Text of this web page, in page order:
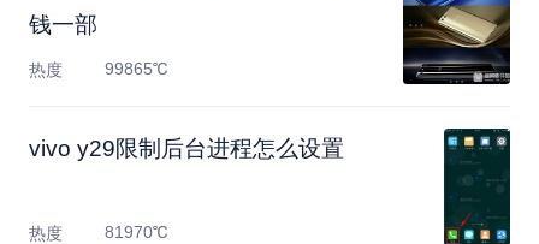
钱一部
热度 99865℃
vivo y29限制后台进程怎么设置
热度 81970℃